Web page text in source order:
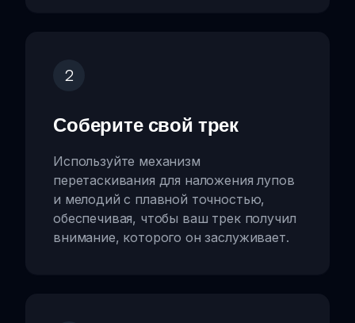
2
Соберите свой трек
Используйте механизм
перетаскивания для наложения лупов
и мелодий с плавной точностью,
обеспечивая, чтобы ваш трек получил
внимание, которого он заслуживает.